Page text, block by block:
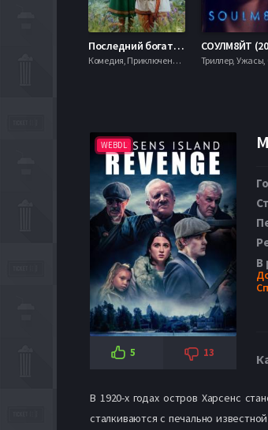
Последний богатырь. Колобок (2026)
Комедия, Приключения, Фэнтези,
СОУЛМ8ЙТ
WEBDL
5 13
В
В 1920-х годах остров Харсенс
сталкиваются с печально